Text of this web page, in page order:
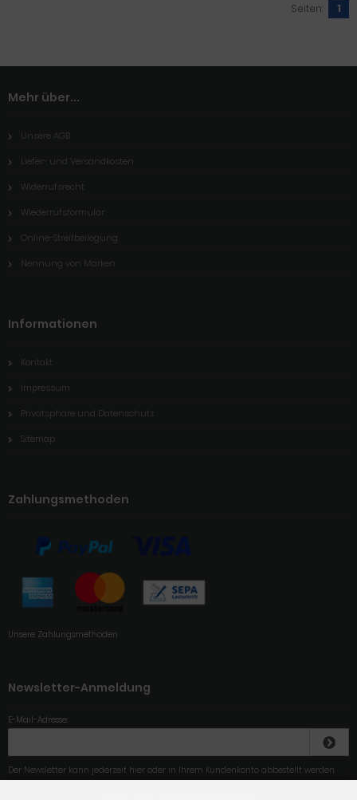
Seiten: 1
Mehr über...
Unsere AGB
Liefer- und Versandkosten
Widerrufsrecht
Wiederrufsformular
Online-Streitbeilegung
Nennung von Marken
Informationen
Kontakt
Impressum
Privatsphäre und Datenschutz
Sitemap
Zahlungsmethoden
Unsere Zahlungsmethoden
Newsletter-Anmeldung
E-Mail-Adresse:
Der Newsletter kann jederzeit hier oder in Ihrem Kundenkonto abbestellt werden.